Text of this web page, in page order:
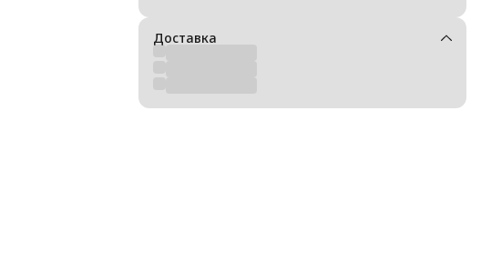
Доставка